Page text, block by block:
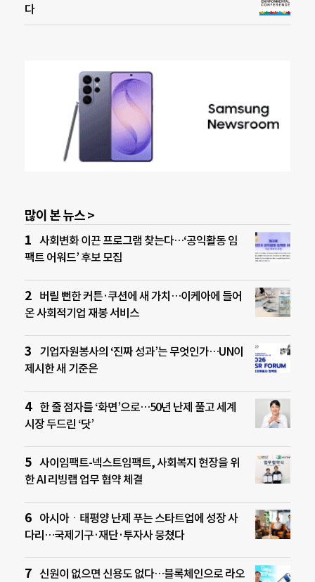
다
많이 본 뉴스 >
사회변화 이끈 프로그램 찾는다…‘공익활동 임
팩트 어워드’ 후보 모집
버릴 뻔한 커튼·쿠션에 새 가치…이케아에 들어
온 사회적기업 재봉 서비스
기업자원봉사의 ‘진짜 성과’는 무엇인가…UN이
제시한 새 기준은
한 줄 점자를 ‘화면’으로…50년 난제 풀고 세계
시장 두드린 ‘닷’
사이임팩트-넥스트임팩트, 사회복지 현장을 위
한 AI 리빙랩 업무 협약 체결
아시아ㆍ태평양 난제 푸는 스타트업에 성장 사
다리…국제기구·재단·투자사 뭉쳤다
신원이 없으면 신용도 없다…블록체인으로 라오